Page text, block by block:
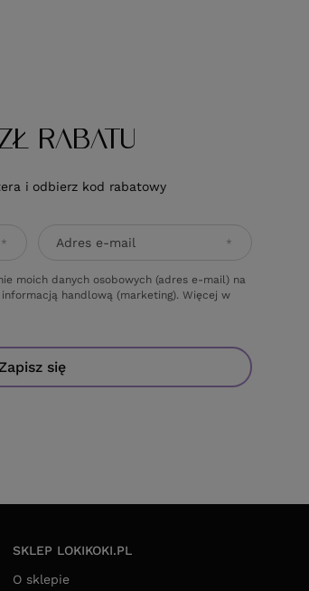
RABATU
i odbierz kod rabatowy
Adres e-mail
moich danych osobowych (adres e-mail) na
handlową (marketing). Więcej w
się
SKLEP LOKIKOKI.PL
O sklepie